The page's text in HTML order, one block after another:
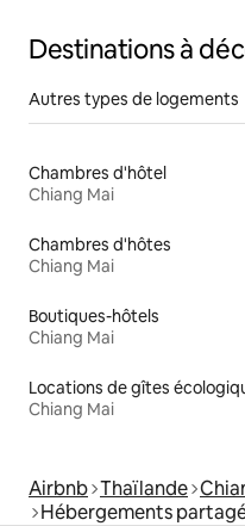
Destinations à
Autres types de logements
Chambres d'hôtel
Chiang Mai
Chambres d'hôtes
Chiang Mai
Boutiques-hôtels
Chiang Mai
Chiang Mai
Airbnb Thaïlande
Hébergements